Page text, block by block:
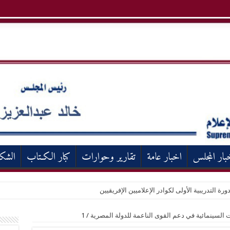
المجلس اخبار عامة تقارير وحوارات كبار الكـتاب
التدريبية الأولى لكوادر الإعلاميين الإفريقيين
في دعم القوى الناعمة للدولة المصرية /
1